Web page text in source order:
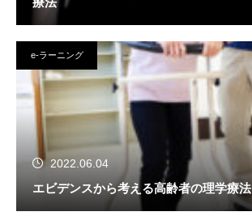
e-ラーニング
2022.06.04
エビデンスから考える高齢者の理学療法